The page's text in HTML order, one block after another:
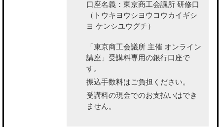
口座名義：東京商工会議所 研修口
（トウキヨウシヨウコウカイギシ
ヨ ケンシユウグチ）
「東京商工会議所 主催 オンライン
講座」受講料専用の銀行口座で
す。
振込手数料はご負担ください。
受講料の現金でのお支払いはでき
ません。